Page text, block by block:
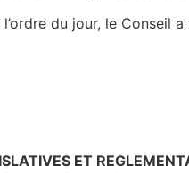
du jour, le Conseil a
ET